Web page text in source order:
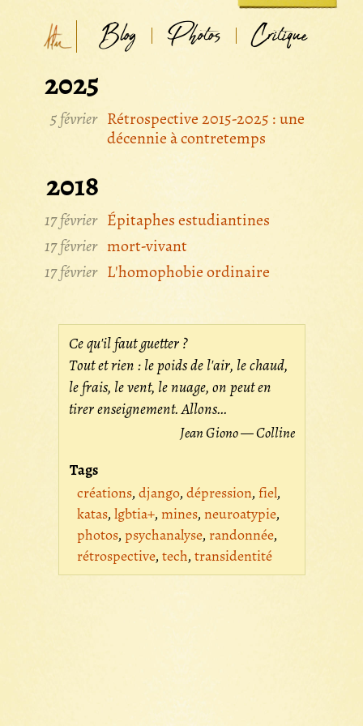
Blog Photos Critique
2025
5 février Rétrospective 2015-2025 : une
décennie à contretemps
2018
17 février Épitaphes estudiantines
17 février mort-vivant
17 février L'homophobie ordinaire
Ce qu'il faut guetter ?
Tout et rien : le poids de l'air, le chaud,
le frais, le vent, le nuage, on peut en
tirer enseignement. Allons...
Jean Giono — Colline
Tags
créations django dépression fiel
katas lgbtia+ mines neuroatypie
photos psychanalyse randonnée
rétrospective tech transidentité